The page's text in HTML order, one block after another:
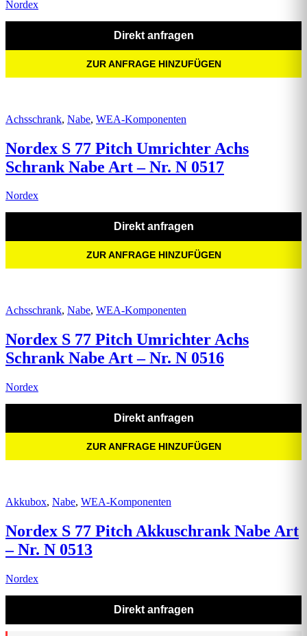
Nordex
Direkt anfragen
ZUR ANFRAGE HINZUFÜGEN
Achsschrank, Nabe, WEA-Komponenten
Nordex S 77 Pitch Umrichter Achs
Schrank Nabe Art – Nr. N 0517
Nordex
Direkt anfragen
ZUR ANFRAGE HINZUFÜGEN
Achsschrank, Nabe, WEA-Komponenten
Nordex S 77 Pitch Umrichter Achs
Schrank Nabe Art – Nr. N 0516
Nordex
Direkt anfragen
ZUR ANFRAGE HINZUFÜGEN
Akkubox, Nabe, WEA-Komponenten
Nordex S 77 Pitch Akkuschrank Nabe Art
– Nr. N 0513
Nordex
Direkt anfragen